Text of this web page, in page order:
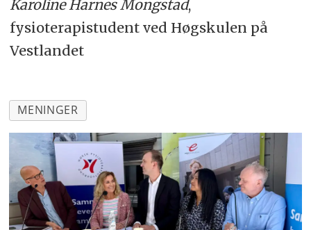
Karoline Harnes Mongstad,
fysioterapistudent ved Høgskulen på
Vestlandet
MENINGER